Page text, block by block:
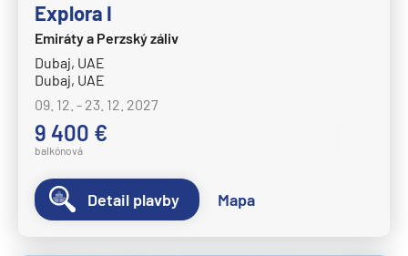
HX MS Fram
HX MS Fridtjof Nansen
HX MS Maud
HX MS Roald Amundsen
HX MS Santa Cruz II
MS Kong Harald
Explora I
Emiráty a Perzský záliv
Dubaj, UAE
Dubaj, UAE
09. 12. - 23. 12. 2027
9 400 €
balkónová
Detail plavby Mapa